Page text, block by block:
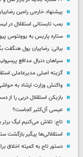
پیشنهاد خارجی رامین
بمب تابستانی استقلال در
ستاره پاریس به یوونتوس
بیانی: رضاییان پول هنگفت
سپاهان دنبال مدافع
گزینه اصلی مدیرعاملی
واکنش وزارت ارشاد به
بازیکن استقلال دربی را از
عیسی آل‌کثیر کجاست؟
تاج: تلاش می‌کنیم لیگ برتر
استقلالی‌ها پیگیر بازگشت
دستور تاج به کمیته اخلاق